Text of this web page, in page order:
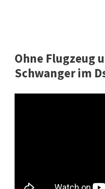
Ohne Flugzeug
Schwanger im